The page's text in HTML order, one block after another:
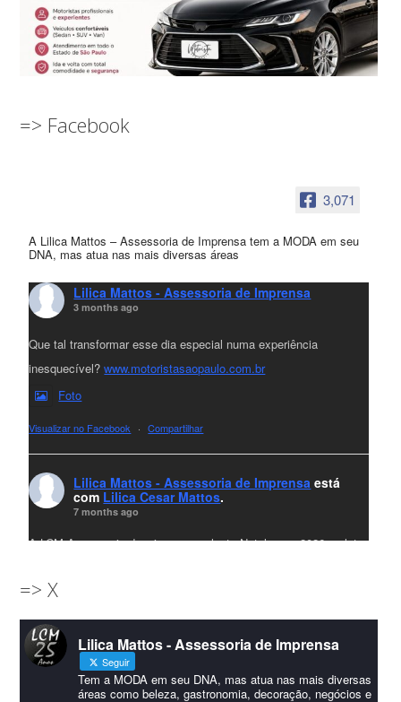
=> Facebook
3,071
A Lilica Mattos – Assessoria de Imprensa tem a MODA em seu
DNA, mas atua nas mais diversas áreas
Lilica Mattos - Assessoria de Imprensa
3 months ago
Que tal transformar esse dia especial numa experiência
inesquecível?www.motoristasaopaulo.com.br
Foto
Visualizar no Facebook · Compartilhar
Lilica Mattos - Assessoria de Imprensa está
com Lilica Cesar Mattos.
7 months ago
A LCM Assessoria deseja um excelente Natal e um 2026 repleto
amigos que sempre nos acompanham!🎄✨🥂❤️
#lcmassessoriassessoria#natal #merrychristmas #felizanonovo
#HappyNewYear
Foto
=> X
Lilica Mattos - Assessoria de Imprensa
Seguir
Tem a MODA em seu DNA, mas atua nas mais diversas
áreas como beleza, gastronomia, decoração, negócios e